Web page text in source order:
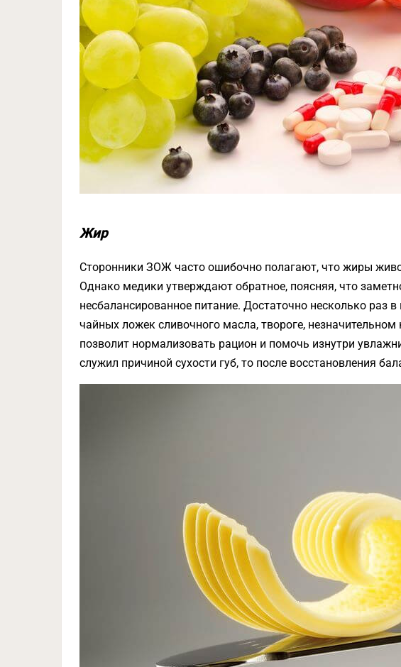
Жир
Сторонники ЗОЖ часто ошибочно полагают, что жиры
Однако медики утверждают обратное, поясняя, что
несбалансированное питание. Достаточно несколько раз
чайных ложек сливочного масла, твороге, незначительном
позволит нормализовать рацион и помочь изнутри
служил причиной сухости губ, то после восстановления